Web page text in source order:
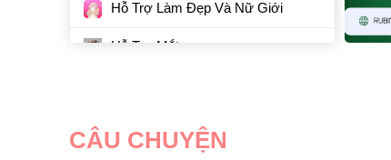
Hỗ Trợ Làm Đẹp Và Nữ Giới
Hỗ Trợ Mắt
CÂU CHUYỆN